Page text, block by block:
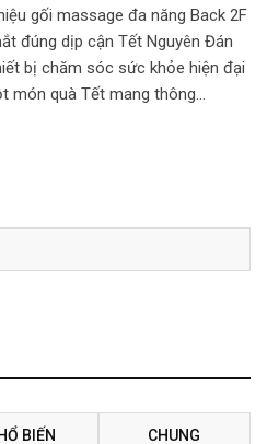
gối massage đa năng Back 2F
đúng dịp cận Tết Nguyên Đán
bị chăm sóc sức khỏe hiện đại
món quà Tết mang thông…
BIẾN CHUNG